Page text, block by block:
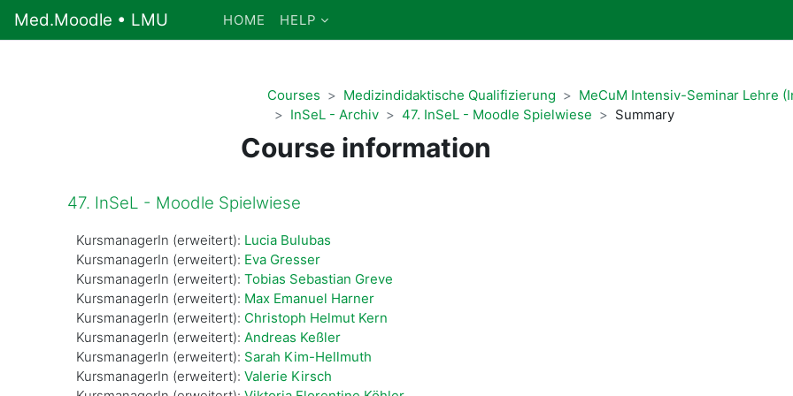
Med.Moodle • LMU HOME HELP
Courses Medizindidaktische Qualifizierung
MeCuM Intensiv-Seminar Lehre
InSeL - Archiv
47. InSeL - Moodle Spielwiese Summary
Course information
47. InSeL - Moodle Spielwiese
KursmanagerIn (erweitert): Lucia Bulubas
KursmanagerIn (erweitert): Eva Gresser
KursmanagerIn (erweitert): Tobias Sebastian Greve
KursmanagerIn (erweitert): Max Emanuel Harner
KursmanagerIn (erweitert): Christoph Helmut Kern
KursmanagerIn (erweitert): Andreas Keßler
KursmanagerIn (erweitert): Sarah Kim-Hellmuth
KursmanagerIn (erweitert): Valerie Kirsch